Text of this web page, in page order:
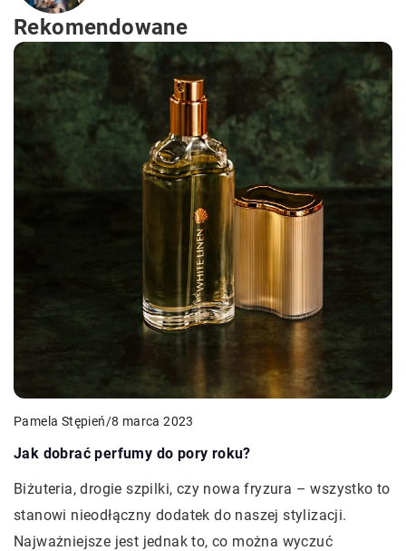
Rekomendowane
Pamela Stępień/8 marca 2023
Jak dobrać perfumy do pory roku?
Biżuteria, drogie szpilki, czy nowa fryzura – wszystko to
stanowi nieodłączny dodatek do naszej stylizacji.
Najważniejsze jest jednak to, co można wyczuć